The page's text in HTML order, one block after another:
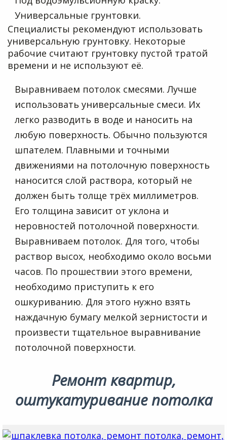
Универсальные грунтовки.
Специалисты рекомендуют использовать
универсальную грунтовку. Некоторые
рабочие считают грунтовку пустой тратой
времени и не используют её.
Выравниваем потолок смесями. Лучше
использовать универсальные смеси. Их
легко разводить в воде и наносить на
любую поверхность. Обычно пользуются
шпателем. Плавными и точными
движениями на потолочную поверхность
наносится слой раствора, который не
должен быть толще трёх миллиметров.
Его толщина зависит от уклона и
неровностей потолочной поверхности.
Выравниваем потолок. Для того, чтобы
раствор высох, необходимо около восьми
часов. По прошествии этого времени,
необходимо приступить к его
ошкуриванию. Для этого нужно взять
наждачную бумагу мелкой зернистости и
произвести тщательное выравнивание
потолочной поверхности.
Ремонт квартир,
оштукатуривание потолка